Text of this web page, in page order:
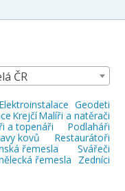
ČR
Elektroinstalace Geodeti
KrejčíMalíři a natěrači
a topenáři
Podlaháři
kovů
Restaurátoři
řemesla
Svářeči
řemesla
Zedníci